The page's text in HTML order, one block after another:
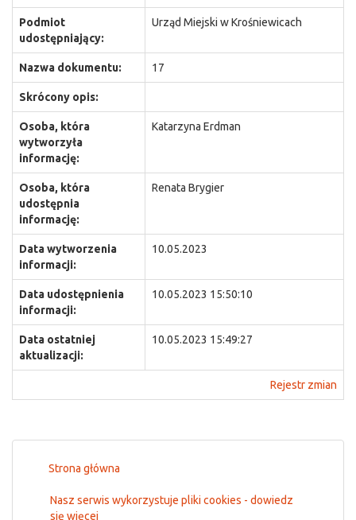
Podmiot
udostępniający:
Urząd Miejski w Krośniewicach
Nazwa dokumentu: 17
Skrócony opis:
Osoba, która
wytworzyła
informację:
Katarzyna Erdman
Osoba, która
udostępnia
informację:
Renata Brygier
Data wytworzenia
informacji:
10.05.2023
Data udostępnienia
informacji:
10.05.2023 15:50:10
Data ostatniej
aktualizacji:
10.05.2023 15:49:27
Rejestr zmian
Strona główna
Nasz serwis wykorzystuje pliki cookies - dowiedz
się więcej